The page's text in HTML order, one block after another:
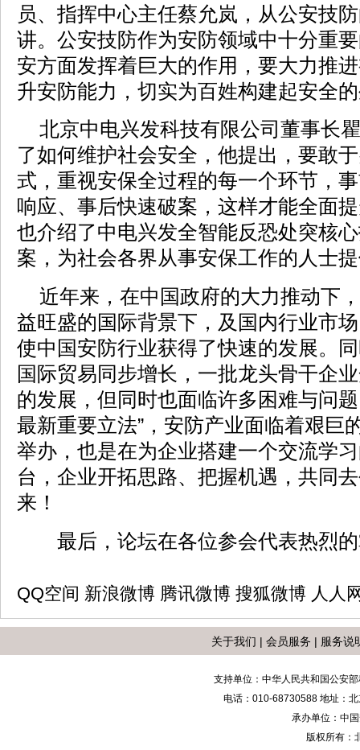
员、指挥中心主任蔡允岚，从公安技
讲。公安技防作为安防领域中十分重
安方面发挥着巨大的作用，要大力推
升安防能力，切实为百姓构建起安全
北京中电兴发科技有限公司董事长
了如何维护社会安全，他提出，要敢
式，重视安保全过程的每一个环节，
响应、事后快速破案，这样才能全面
也介绍了中电兴发全智能反恐处突核
案，为社会各界从事安保工作的人士
近年来，在中国政府的大力推动下
益旺盛的国际背景下，及国内行业市
使中国安防行业获得了快速的发展。
国际贸易同步增长，一批龙头骨干企
的发展，但同时也面临许多困难与问
最新重要立法”，安防产业面临着艰巨
举办，也是在为企业搭建一个交流学
台，企业开拓思路、把握机遇，共同
来！
最后，论坛在各位参会代表热烈的
QQ空间 新浪微博 腾讯微博 搜狐微博 人人
关于我们 | 会员服务 | 服务说
支持单位：中华人民共和国公安
电话：010-68730588 地址：
承办单位：中
版权所有：